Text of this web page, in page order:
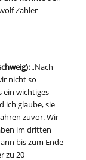
Zähler
„Nach
nicht so
ein wichtiges
ich glaube, sie
zuvor. Wir
im dritten
bis zum Ende
zu 20